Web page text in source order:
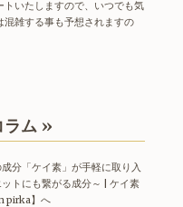
トいたしますので、いつでも気
雑する事も予想されますの
ラム »
分「ケイ素」が手軽に取り入
トにも繋がる成分～ | ケイ素
pirka】へ